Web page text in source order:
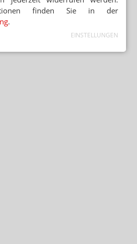
finden Sie in der
.
EINSTELLUNGEN